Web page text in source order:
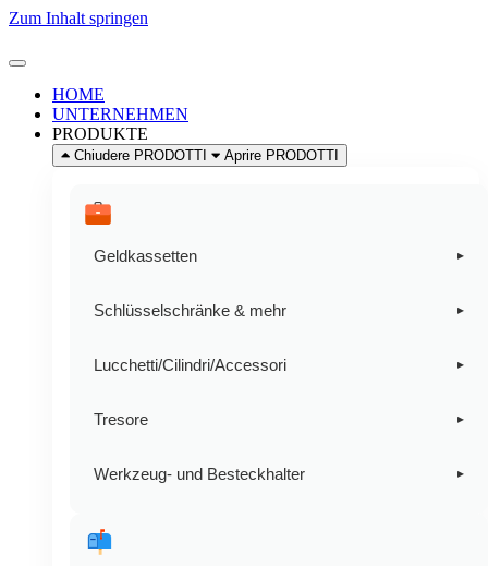
Zum Inhalt springen
HOME
UNTERNEHMEN
PRODUKTE
Chiudere PRODOTTI Aprire PRODOTTI
Geldkassetten ▸
Geldkassetten
Schlüsselschränke & mehr ▸
Schlüsselschränke
Lucchetti/Cilindri/Accessori ▸
Lucchetti
Tresore ▸
Tresore
Werkzeug- und Besteckhalter ▸
Werkzeug und Werkzeugkoffer